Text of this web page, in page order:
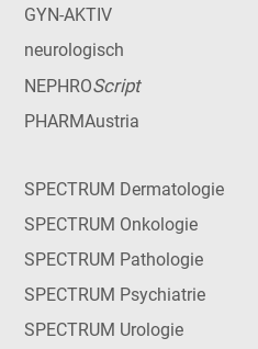
GYN-AKTIV
neurologisch
NEPHROScript
PHARMAustria
SPECTRUM Dermatologie
SPECTRUM Onkologie
SPECTRUM Pathologie
SPECTRUM Psychiatrie
SPECTRUM Urologie